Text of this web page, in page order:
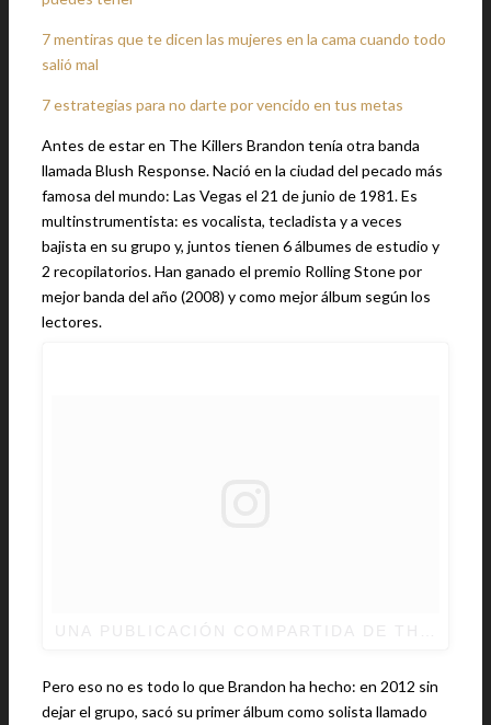
7 mentiras que te dicen las mujeres en la cama cuando todo
salió mal
7 estrategias para no darte por vencido en tus metas
Antes de estar en The Killers Brandon tenía otra banda
llamada Blush Response. Nació en la ciudad del pecado más
famosa del mundo: Las Vegas el 21 de junio de 1981. Es
multinstrumentista: es vocalista, tecladista y a veces
bajista en su grupo y, juntos tienen 6 álbumes de estudio y
2 recopilatorios. Han ganado el premio Rolling Stone por
mejor banda del año (2008) y como mejor álbum según los
lectores.
Pero eso no es todo lo que Brandon ha hecho: en 2012 sin
dejar el grupo, sacó su primer álbum como solista llamado